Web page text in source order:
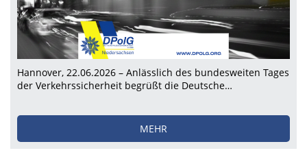
Hannover, 22.06.2026 – Anlässlich des bundesweiten Tages
der Verkehrssicherheit begrüßt die Deutsche…
MEHR